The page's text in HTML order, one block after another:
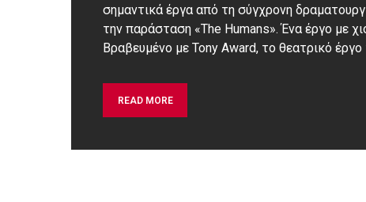
σημαντικά έργα από τη σύγχρονη
την παράσταση «The Humans». Ένα έργο με
Βραβευμένο με Tony Award, το θεατρικό
READ MORE